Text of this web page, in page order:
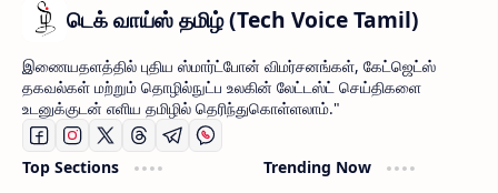
டெக் வாய்ஸ் தமிழ் (Tech Voice Tamil)
இணையதளத்தில் புதிய ஸ்மார்ட்போன் விமர்சனங்கள், கேட்ஜெட்ஸ்
தகவல்கள் மற்றும் தொழில்நுட்ப உலகின் லேட்டஸ்ட் செய்திகளை
உடனுக்குடன் எளிய தமிழில் தெரிந்துகொள்ளலாம்."
Top Sections
Trending Now